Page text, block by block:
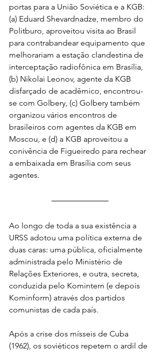
portas para a União Soviética e a KGB:
(a) Eduard Shevardnadze, membro do
Politburo, aproveitou visita ao Brasil
para contrabandear equipamento que
melhorariam a estação clandestina de
interceptação radiofônica em Brasília,
(b) Nikolai Leonov, agente da KGB
disfarçado de acadêmico, encontrou-
se com Golbery, (c) Golbery também
organizou vários encontros de
brasileiros com agentes da KGB em
Moscou, e (d) a KGB aproveitou a
conivência de Figueiredo para rechear
a embaixada em Brasília com seus
agentes.
Ao longo de toda a sua existência a
URSS adotou uma política externa de
duas caras: uma pública, oficialmente
administrada pelo Ministério de
Relações Exteriores, e outra, secreta,
conduzida pelo Komintern (e depois
Kominform) através dos partidos
comunistas de cada país.
Após a crise dos mísseis de Cuba
(1962), os soviéticos repetem o ardil de